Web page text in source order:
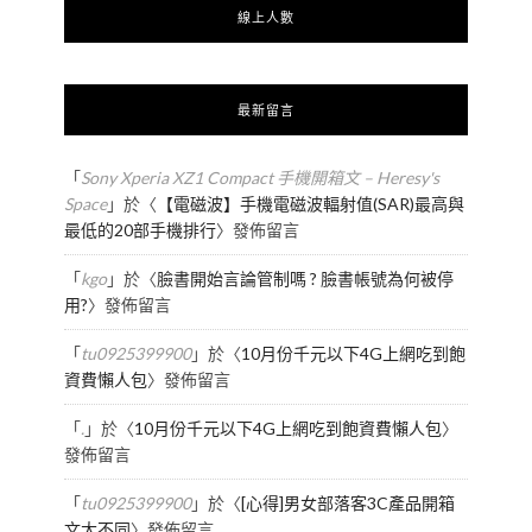
線上人數
最新留言
「Sony Xperia XZ1 Compact 手機開箱文 – Heresy's
Space」於〈 【電磁波】手機電磁波輻射值(SAR)最高與
最低的20部手機排行〉發佈留言
「kgo」於〈臉書開始言論管制嗎 ? 臉書帳號為何被停
用?〉發佈留言
「tu0925399900」於〈10月份千元以下4G上網吃到飽
資費懶人包〉發佈留言
「.」於〈10月份千元以下4G上網吃到飽資費懶人包〉
發佈留言
「tu0925399900」於〈[心得]男女部落客3C產品開箱